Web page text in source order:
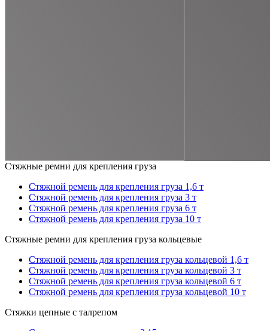
Стяжные ремни для крепления груза
Стяжной ремень для крепления груза 1,6 т
Стяжной ремень для крепления груза 3 т
Стяжной ремень для крепления груза 6 т
Стяжной ремень для крепления груза 10 т
Стяжные ремни для крепления груза кольцевые
Стяжной ремень для крепления груза кольцевой 1,6 т
Стяжной ремень для крепления груза кольцевой 3 т
Стяжной ремень для крепления груза кольцевой 6 т
Стяжной ремень для крепления груза кольцевой 10 т
Стяжки цепные с талрепом